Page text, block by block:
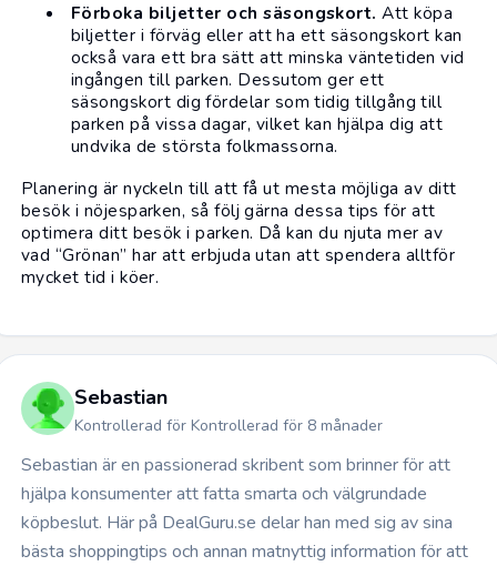
Förboka biljetter och säsongskort. Att köpa
biljetter i förväg eller att ha ett säsongskort kan
också vara ett bra sätt att minska väntetiden vid
ingången till parken. Dessutom ger ett
säsongskort dig fördelar som tidig tillgång till
parken på vissa dagar, vilket kan hjälpa dig att
undvika de största folkmassorna.
Planering är nyckeln till att få ut mesta möjliga av ditt
besök i nöjesparken, så följ gärna dessa tips för att
optimera ditt besök i parken. Då kan du njuta mer av
vad “Grönan” har att erbjuda utan att spendera alltför
mycket tid i köer.
Sebastian
Kontrollerad för Kontrollerad för 8 månader
Sebastian är en passionerad skribent som brinner för att
hjälpa konsumenter att fatta smarta och välgrundade
köpbeslut. Här på DealGuru.se delar han med sig av sina
bästa shoppingtips och annan matnyttig information för att